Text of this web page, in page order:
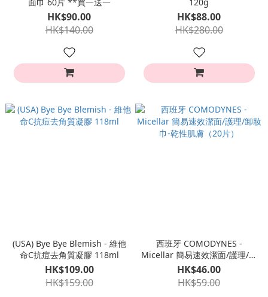
HK$90.00
HK$140.00
HK$88.00
HK$280.00
(USA) Bye Bye Blemish - 維他
命C抗痘去角質凝膠 118ml
HK$109.00
HK$159.00
西班牙 COMODYNES -
Micellar 簡易速效潔面/護理/卸
妝巾-乾性肌膚（20片）
HK$46.00
HK$59.00